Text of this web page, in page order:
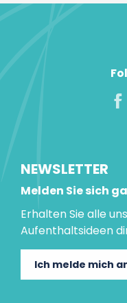
NEWSLETTER
Melden Sie sich
Erhalten Sie alle
Aufenthaltsideen
Ich melde mich